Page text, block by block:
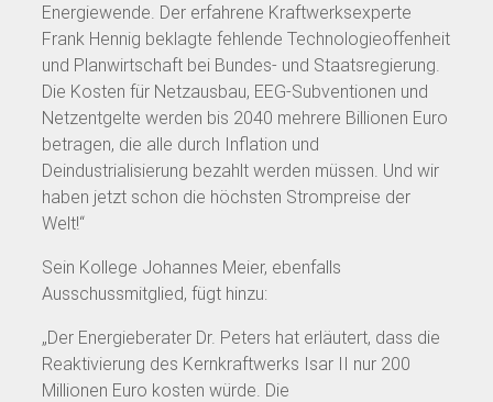
Energiewende. Der erfahrene Kraftwerksexperte
Frank Hennig beklagte fehlende Technologieoffenheit
und Planwirtschaft bei Bundes- und Staatsregierung.
Die Kosten für Netzausbau, EEG-Subventionen und
Netzentgelte werden bis 2040 mehrere Billionen Euro
betragen, die alle durch Inflation und
Deindustrialisierung bezahlt werden müssen. Und wir
haben jetzt schon die höchsten Strompreise der
Welt!“
Sein Kollege Johannes Meier, ebenfalls
Ausschussmitglied, fügt hinzu:
„Der Energieberater Dr. Peters hat erläutert, dass die
Reaktivierung des Kernkraftwerks Isar II nur 200
Millionen Euro kosten würde. Die